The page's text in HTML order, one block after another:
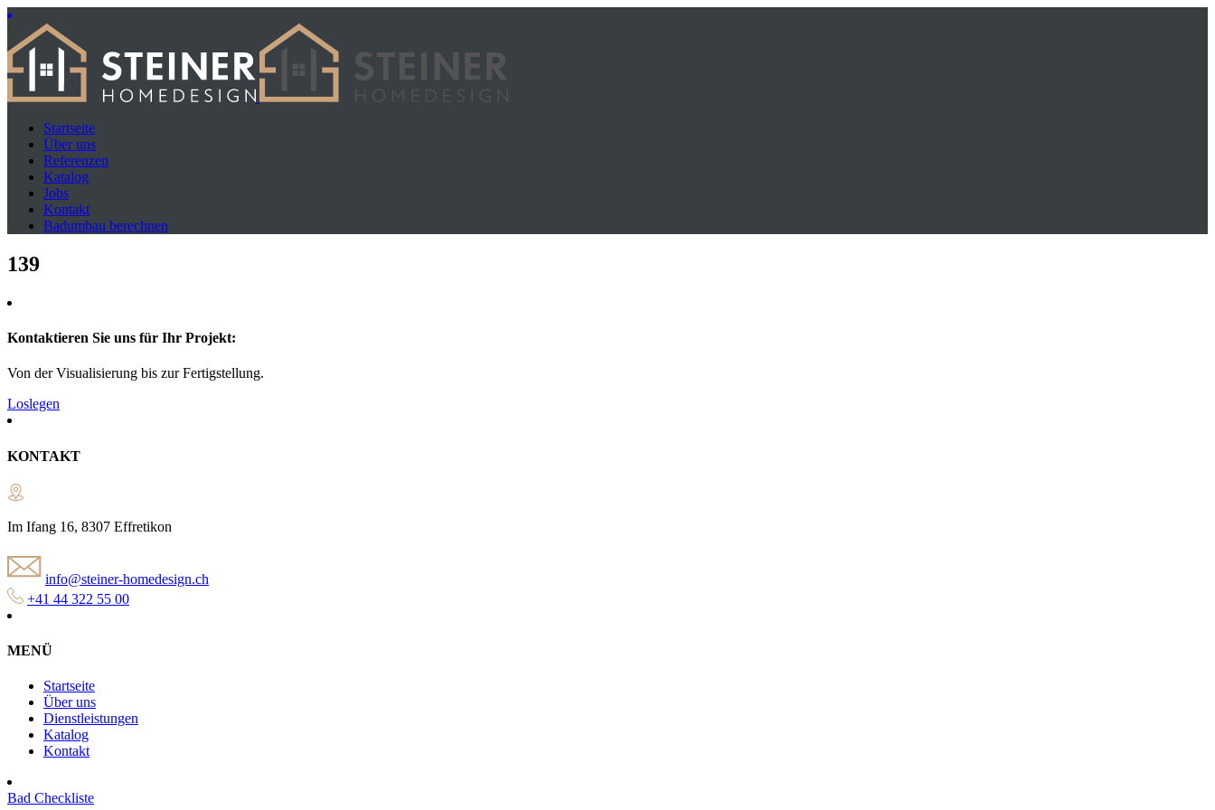
Startseite
Über uns
Referenzen
Katalog
Jobs
Kontakt
Badumbau berechnen
139
Kontaktieren Sie uns für Ihr Projekt:
Von der Visualisierung bis zur Fertigstellung.
Loslegen
KONTAKT
Im Ifang 16, 8307 Effretikon
info@steiner-homedesign.ch
+41 44 322 55 00
MENÜ
Startseite
Über uns
Dienstleistungen
Katalog
Kontakt
Bad Checkliste